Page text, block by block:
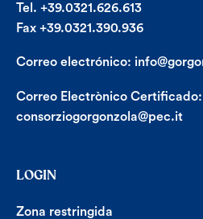
Tel. +39.0321.626.613
Fax +39.0321.390.936
Correo electrónico:
Correo Electrònico Certificado:
consorziogorgonzola@pec.it
LOGIN
Zona restringida